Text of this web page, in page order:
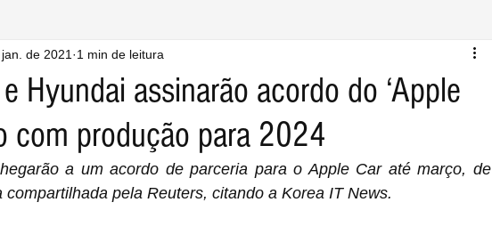
Hyundai assinarão acordo do ‘Apple
com produção para 2024
de 2021 1 min de leitura
a um acordo de parceria para o Apple Car até março, de
pela Reuters, citando a Korea IT News.